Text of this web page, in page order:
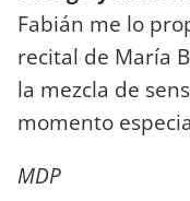
Fabián me lo
recital de María
la mezcla de
momento
MDP